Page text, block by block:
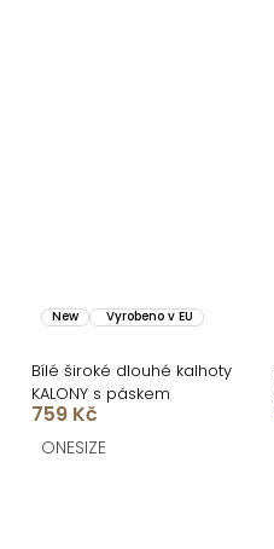
New Vyrobeno v EU
Bílé široké dlouhé kalhoty
KALONY s páskem
759 Kč
ONESIZE